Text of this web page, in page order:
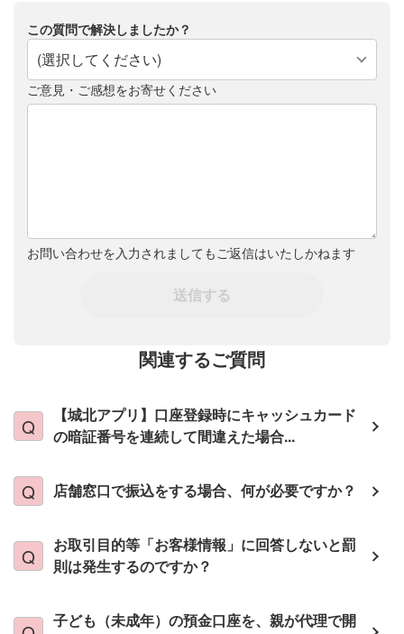
この質問で解決しましたか？
(選択してください)
ご意見・ご感想をお寄せください
お問い合わせを入力されましてもご返信はいたしかねます
送信する
関連するご質問
【城北アプリ】口座登録時にキャッシュカード
の暗証番号を連続して間違えた場合...
店舗窓口で振込をする場合、何が必要ですか？
お取引目的等「お客様情報」に回答しないと罰
則は発生するのですか？
子ども（未成年）の預金口座を、親が代理で開